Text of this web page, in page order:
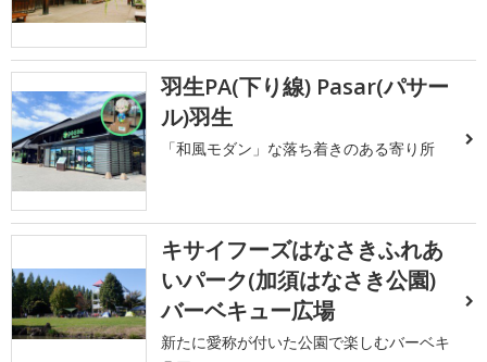
羽生PA(下り線) Pasar(パサー
ル)羽生
「和風モダン」な落ち着きのある寄り所
キサイフーズはなさきふれあ
いパーク(加須はなさき公園)
バーベキュー広場
新たに愛称が付いた公園で楽しむバーベキ